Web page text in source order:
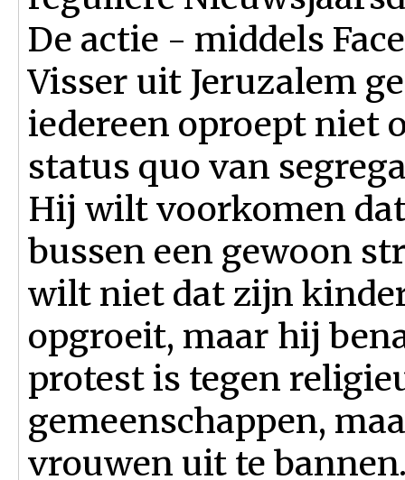
De actie - middels
Visser uit Jeruzalem
iedereen oproept niet
status quo van
Hij wilt voorkomen
bussen een gewoon
wilt niet dat zijn
opgroeit, maar hij
protest is tegen
gemeenschappen,
vrouwen uit te